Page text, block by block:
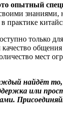
опытный
практике
только
мест
найдёт
или